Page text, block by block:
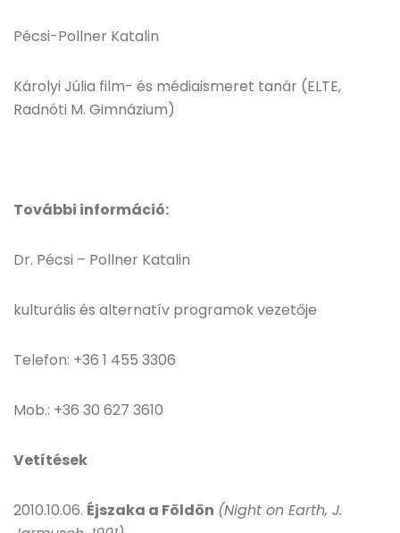
Pécsi-Pollner Katalin
Károlyi Júlia film- és médiaismeret tanár (ELTE,
Radnóti M. Gimnázium)
További információ:
Dr. Pécsi – Pollner Katalin
kulturális és alternatív programok vezetője
Telefon: +36 1 455 3306
Mob.: +36 30 627 3610
Vetítések
2010.10.06. Éjszaka a Földön (Night on Earth, J.